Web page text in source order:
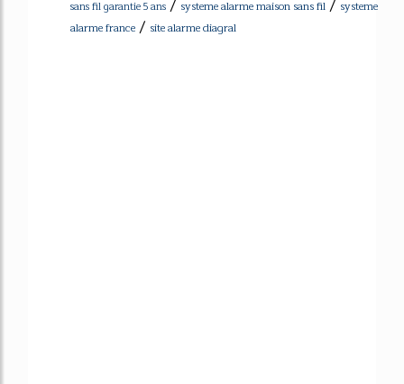
sans fil garantie 5 ans / systeme alarme maison sans fil / systeme
alarme france / site alarme diagral